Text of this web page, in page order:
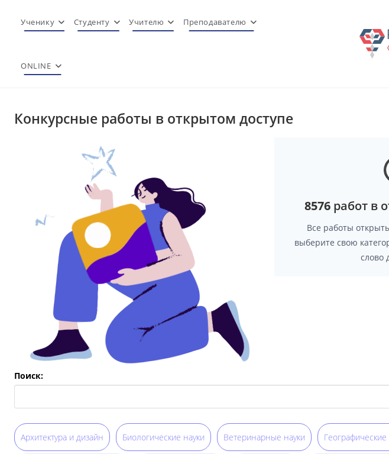
Ученику Студенту Учителю Преподавателю
ONLINE
Конкурсные работы в открытом доступе
8576 работ в
Все работы
выберите свою
слово
Поиск:
Архитектура и дизайн Биологические науки Ветеринарные науки Географические